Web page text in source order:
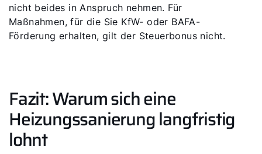
nicht beides in Anspruch nehmen. Für
Maßnahmen, für die Sie KfW- oder BAFA-
Förderung erhalten, gilt der Steuerbonus nicht.
Fazit: Warum sich eine
Heizungssanierung langfristig
lohnt